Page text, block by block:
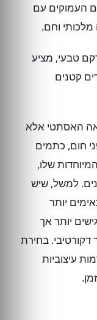
העמוקים עם
מלכותי וחם.
טבעי, מציע
קטנים
האסתטי אלא
חום, כתמים
שלו,
למשל, שיש
יותר
יותר אך
בחירת
עיצוביות